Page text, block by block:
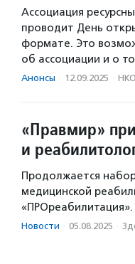
Ассоциация
проводит День
формате. Это
об ассоциации и о
Анонсы · 12.09.2025 ·
«Правмир»
и
Продолжается
медицинской
«ПРОреабилитация».
Новости · 05.08.2025 ·